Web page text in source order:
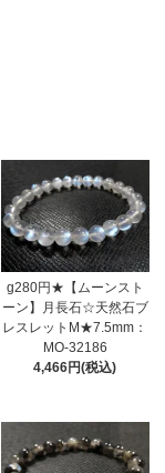
g280円★【ムーンスト
ーン】月長石☆天然石ブ
レスレットM★7.5mm：
MO-32186
4,466円(税込)